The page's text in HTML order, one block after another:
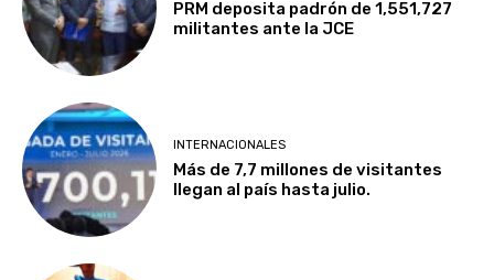
PRM deposita padrón de 1,551,727
militantes ante la JCE
INTERNACIONALES
Más de 7,7 millones de visitantes
llegan al país hasta julio.